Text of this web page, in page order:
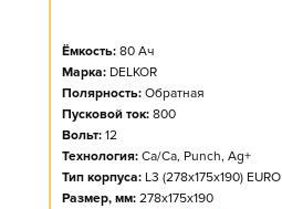
Ёмкость: 80 Ач
Марка: DELKOR
Полярность: Обратная
Пусковой ток: 800
Вольт: 12
Технология: Ca/Ca, Punch, Ag+
Тип корпуса: L3 (278x175x190) EURO
Размер, мм: 278x175x190